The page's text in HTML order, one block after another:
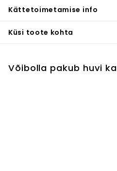
Kättetoimetamise info
Küsi toote kohta
Võibolla pakub huvi ka